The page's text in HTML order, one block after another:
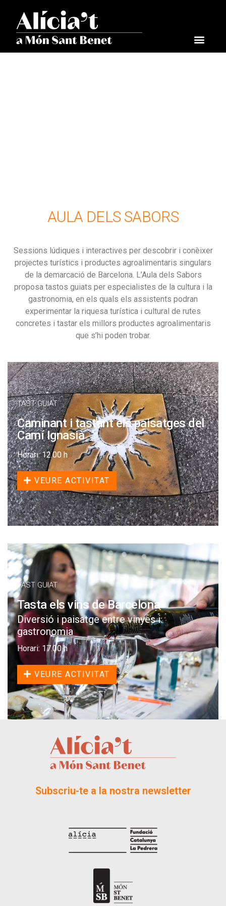
AULA DELS SABORS
Sessions lúdiques i interactives per descobrir i conèixer
projectes turístics i productes agroalimentaris singulars
de la demarcació de Barcelona. L’Aula dels Sabors
proposa tastos guiats per especialistes de la cultura i la
gastronomia, en els quals els assistents podran
experimentar la riquesa turística i cultural de rutes
concretes i tastar els millors productes agroalimentaris
que s’hi poden trobar.
TAST GUIAT
Caminant i tastant els paisatges del
Camí Ignasià
Horari: 12.00 h
VEURE ACTIVITAT
TAST GUIAT
Tasta els vins de Barcelona
Diversió i paisatge entre vinyes i
gastronomia
Horari: 17.00 h
VEURE ACTIVITAT
Subscriu-te a la nostra newsletter